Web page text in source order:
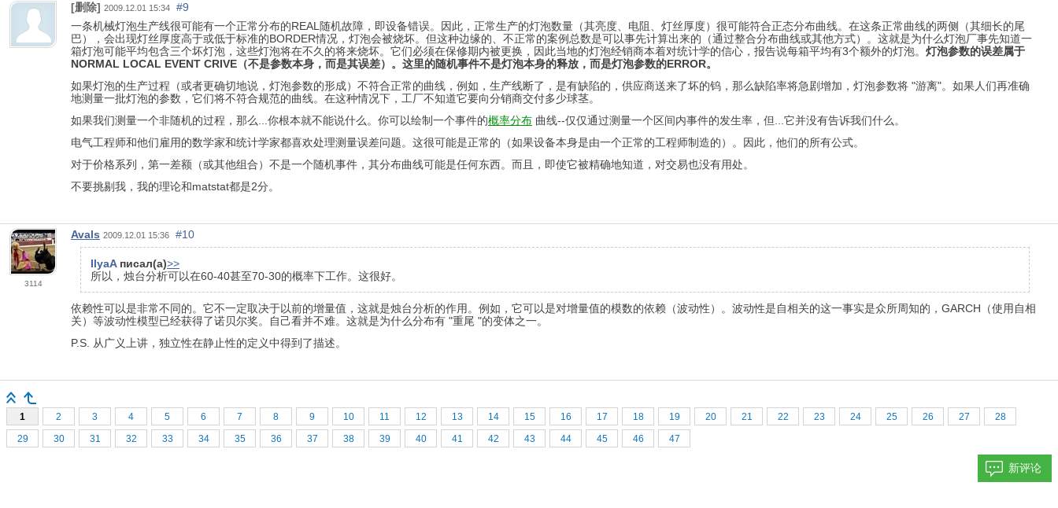
[删除] 2009.12.01 15:34
#9
一条机械灯泡生产线很可能有一个正常分布的REAL随机故障，即设备错误。因此，正常生产的灯泡数量（其亮度、电阻、灯丝厚度）很可能符合正态分布曲线。在这条正常曲线的两侧（其细长的尾
巴），会出现灯丝厚度高于或低于标准的BORDER情况，灯泡会被烧坏。但这种边缘的、不正常的案例总数是可以事先计算出来的（通过整合分布曲线或其他方式）。这就是为什么灯泡厂事先知道一
箱灯泡可能平均包含三个坏灯泡，这些灯泡将在不久的将来烧坏。它们必须在保修期内被更换，因此当地的灯泡经销商本着对统计学的信心，报告说每箱平均有3个额外的灯泡。 灯泡参数的误差属于
NORMAL LOCAL EVENT CRIVE（不是参数本身，而是其误差）。这里的随机事件不是灯泡本身的释放，而是灯泡参数的ERROR。
如果灯泡的生产过程（或者更确切地说，灯泡参数的形成）不符合正常的曲线，例如，生产线断了，是有缺陷的，供应商送来了坏的钨，那么缺陷率将急剧增加，灯泡参数将 "游离"。如果人们再准确
地测量一批灯泡的参数，它们将不符合规范的曲线。在这种情况下，工厂不知道它要向分销商交付多少球茎。
如果我们测量一个非随机的过程，那么...你根本就不能说什么。你可以绘制一个事件的概率分布 曲线--仅仅通过测量一个区间内事件的发生率，但...它并没有告诉我们什么。
电气工程师和他们雇用的数学家和统计学家都喜欢处理测量误差问题。这很可能是正常的（如果设备本身是由一个正常的工程师制造的）。因此，他们的所有公式。
对于价格系列，第一差额（或其他组合）不是一个随机事件，其分布曲线可能是任何东西。而且，即使它被精确地知道，对交易也没有用处。
不要挑剔我，我的理论和matstat都是2分。
3114
Avals 2009.12.01 15:36 #10
IlyaAписал(а)>>
所以，烛台分析可以在60-40甚至70-30的概率下工作。这很好。
依赖性可以是非常不同的。它不一定取决于以前的增量值，这就是烛台分析的作用。例如，它可以是对增量值的模数的依赖（波动性）。波动性是自相关的这一事实是众所周知的，GARCH（使用自相
关）等波动性模型已经获得了诺贝尔奖。自己看并不难。这就是为什么分布有 "重尾 "的变体之一。
P.S. 从广义上讲，独立性在静止性的定义中得到了描述。
1 2 3 4 5 6 7 8 9 10 11 12 13 14 15 16 17 18 19 20 21 22 23 24 25 26 27
28
29
30 31 32 33 34 35 36 37 38 39 40 41 42 43 44 45 46 47
新评论